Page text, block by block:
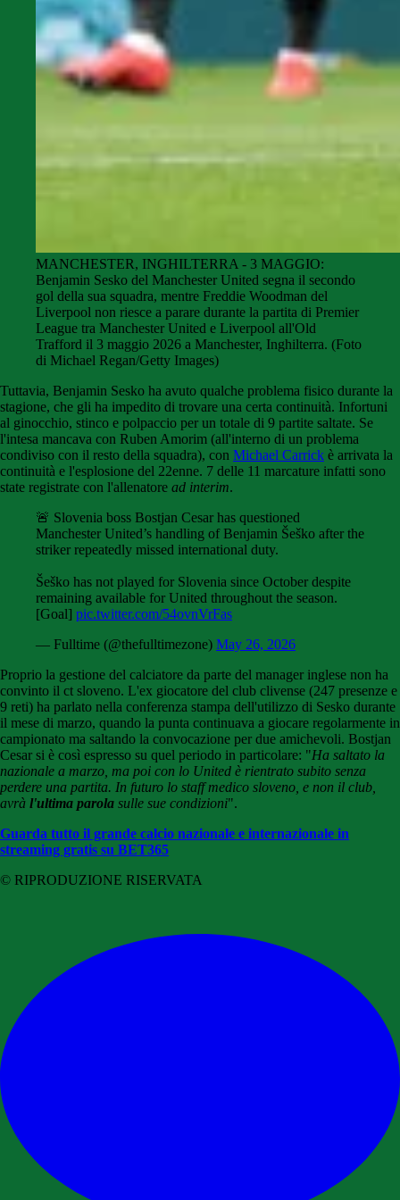
MANCHESTER, INGHILTERRA - 3 MAGGIO:
Benjamin Sesko del Manchester United segna il secondo
gol della sua squadra, mentre Freddie Woodman del
Liverpool non riesce a parare durante la partita di Premier
League tra Manchester United e Liverpool all'Old
Trafford il 3 maggio 2026 a Manchester, Inghilterra. (Foto
di Michael Regan/Getty Images)
Tuttavia, Benjamin Sesko ha avuto qualche problema fisico durante la
stagione, che gli ha impedito di trovare una certa continuità. Infortuni
al ginocchio, stinco e polpaccio per un totale di 9 partite saltate. Se
l'intesa mancava con Ruben Amorim (all'interno di un problema
condiviso con il resto della squadra), con Michael Carrick è arrivata la
continuità e l'esplosione del 22enne. 7 delle 11 marcature infatti sono
state registrate con l'allenatore ad interim.
🚨 Slovenia boss Bostjan Cesar has questioned
Manchester United’s handling of Benjamin Šeško after the
striker repeatedly missed international duty.
Šeško has not played for Slovenia since October despite
remaining available for United throughout the season.
[Goal] pic.twitter.com/54ovnVrFas
— Fulltime (@thefulltimezone) May 26, 2026
Proprio la gestione del calciatore da parte del manager inglese non ha
convinto il ct sloveno. L'ex giocatore del club clivense (247 presenze e
9 reti) ha parlato nella conferenza stampa dell'utilizzo di Sesko durante
il mese di marzo, quando la punta continuava a giocare regolarmente in
campionato ma saltando la convocazione per due amichevoli. Bostjan
Cesar si è così espresso su quel periodo in particolare: "Ha saltato la
nazionale a marzo, ma poi con lo United è rientrato subito senza
perdere una partita. In futuro lo staff medico sloveno, e non il club,
avrà l'ultima parola sulle sue condizioni".
Guarda tutto il grande calcio nazionale e internazionale in
streaming gratis su BET365
© RIPRODUZIONE RISERVATA